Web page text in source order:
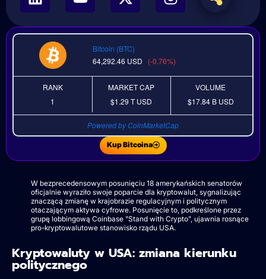
Bitcoin (BTC)
64,292.46 USD (-0.76%)
RANK
1
MARKET CAP
$1.29 TUSD
VOLUME
$17.84 B USD
Powered by CoinMarketCap
Kup Bitcoina
W bezprecedensowym posunięciu 18 amerykańskich senatorów
oficjalnie wyraziło swoje poparcie dla kryptowalut, sygnalizując
znaczącą zmianę w krajobrazie regulacyjnym i politycznym
otaczającym aktywa cyfrowe. Posunięcie to, podkreślone przez
grupę lobbingową Coinbase "Stand with Crypto", ujawnia rosnące
pro-kryptowalutowe stanowisko rządu USA.
Kryptowaluty w USA: zmiana kierunku
politycznego